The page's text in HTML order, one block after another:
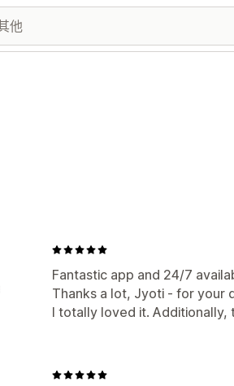
Fantastic app and 24/7
Thanks a lot, Jyoti - for your
I totally loved it. Additionally,